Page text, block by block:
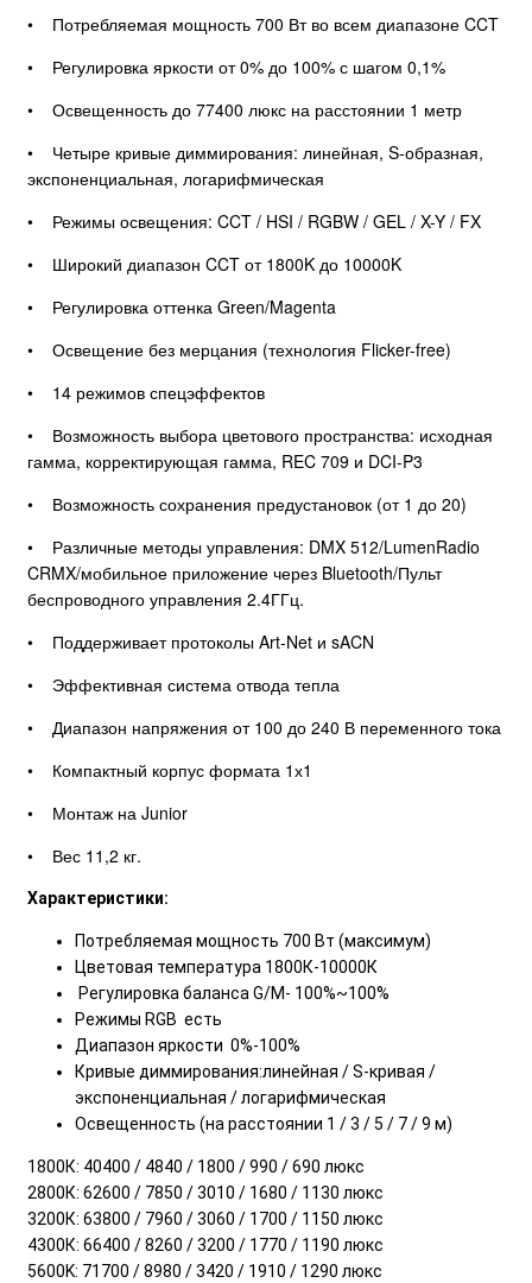
• Потребляемая мощность 700 Вт во всем диапазоне CCT
• Регулировка яркости от 0% до 100% с шагом 0,1%
• Освещенность до 77400 люкс на расстоянии 1 метр
• Четыре кривые диммирования: линейная, S-образная,
экспоненциальная, логарифмическая
• Режимы освещения: CCT / HSI / RGBW / GEL / X-Y / FX
• Широкий диапазон CCT от 1800K до 10000K
• Регулировка оттенка Green/Magenta
• Освещение без мерцания (технология Flicker-free)
• 14 режимов спецэффектов
• Возможность выбора цветового пространства: исходная
гамма, корректирующая гамма, REC 709 и DCI-P3
• Возможность сохранения предустановок (от 1 до 20)
• Различные методы управления: DMX 512/LumenRadio
CRMX/мобильное приложение через Bluetooth/Пульт
беспроводного управления 2.4ГГц.
• Поддерживает протоколы Art-Net и sACN
• Эффективная система отвода тепла
• Диапазон напряжения от 100 до 240 В переменного тока
• Компактный корпус формата 1х1
• Монтаж на Junior
• Вес 11,2 кг.
Характеристики:
Потребляемая мощность 700 Вт (максимум)
Цветовая температура 1800К-10000К
Регулировка баланса G/M- 100%~100%
Режимы RGB есть
Диапазон яркости 0%-100%
Кривые диммирования:линейная / S-кривая /
экспоненциальная / логарифмическая
Освещенность (на расстоянии 1 / 3 / 5 / 7 / 9 м)
1800К: 40400 / 4840 / 1800 / 990 / 690 люкс
2800К: 62600 / 7850 / 3010 / 1680 / 1130 люкс
3200К: 63800 / 7960 / 3060 / 1700 / 1150 люкс
4300К: 66400 / 8260 / 3200 / 1770 / 1190 люкс
5600K: 71700 / 8980 / 3420 / 1910 / 1290 люкс